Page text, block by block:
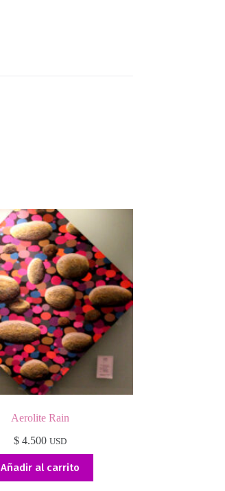
Aerolite Rain
$ 4.500 USD
Añadir al carrito